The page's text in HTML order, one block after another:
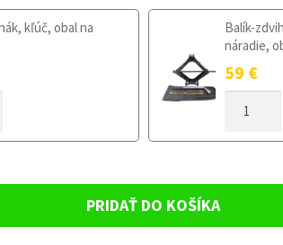
kľúč, obal na
Balík-
náradie,
59 €
X
2017
PRIDAŤ DO KOŠÍKA